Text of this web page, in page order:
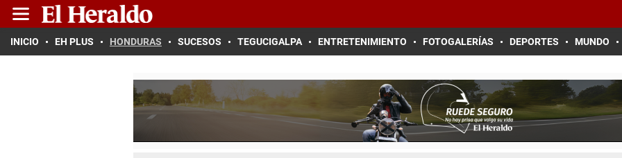
INICIO EH PLUS HONDURAS SUCESOS TEGUCIGALPA ENTRETENIMIENTO FOTOGALERÍAS DEPORTES MUNDO